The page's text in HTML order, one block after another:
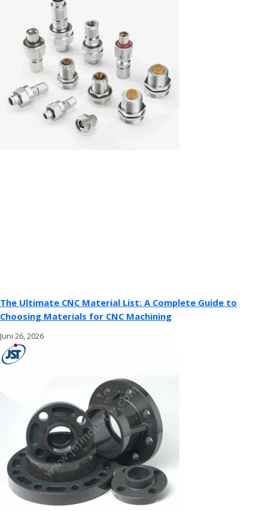
The Ultimate CNC Material List: A Complete Guide to
Choosing Materials for CNC Machining
Juni 26, 2026